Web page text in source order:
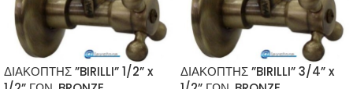
ΔΙΑΚΟΠΤΗΣ ”BIRILLI” 1/2” x
ΔΙΑΚΟΠΤΗΣ ”BIRILLI” 3/4” x